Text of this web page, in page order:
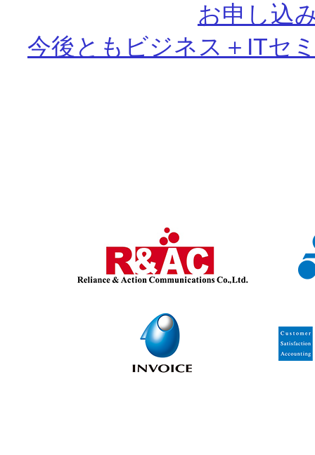
お申し込
今後ともビジネス＋ITセ